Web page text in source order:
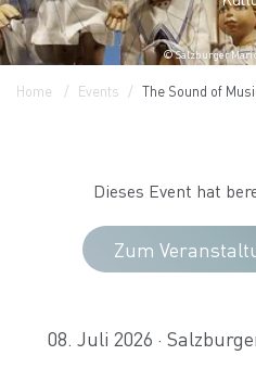
© Salzburger
Home Events The Sound of
Dieses Event hat
Zum
08. Juli 2026 ·